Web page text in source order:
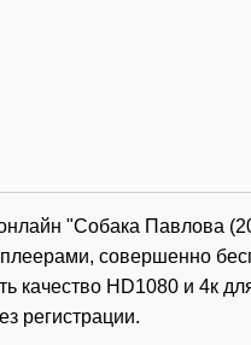
"Собака Павлова
совершенно
качество HD1080 и 4к
регистрации.